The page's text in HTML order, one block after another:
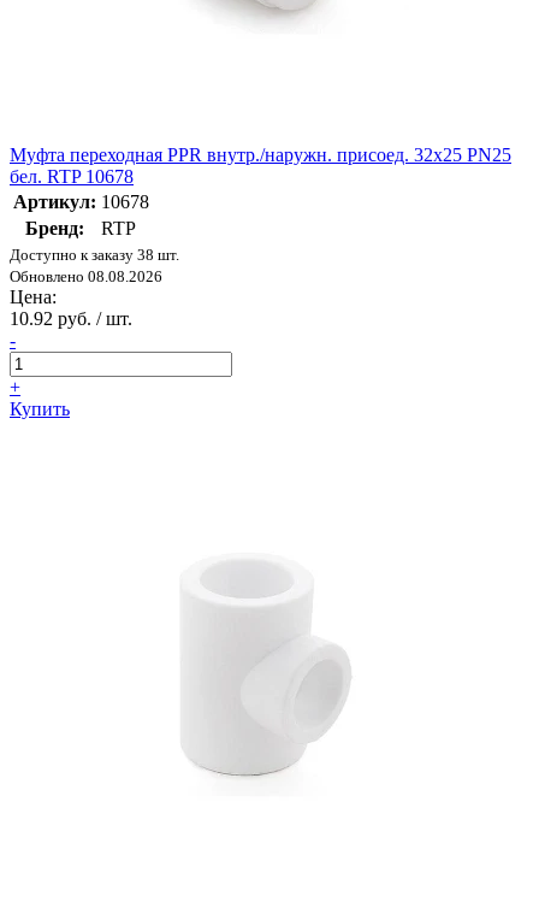
Муфта переходная PPR внутр./наружн. присоед. 32х25 PN25
бел. RTP 10678
Артикул: 10678
Бренд:
RTP
Доступно к заказу 38 шт.
Обновлено 08.08.2026
Цена:
10.92 руб. / шт.
-
+
Купить